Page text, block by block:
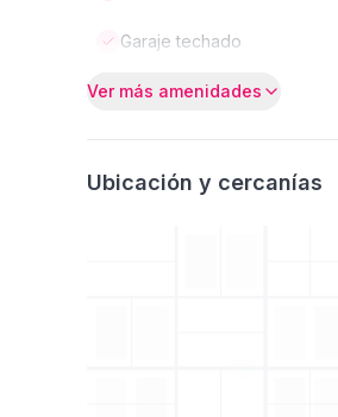
Garaje techado
Ver más amenidades
Ubicación y cercanías